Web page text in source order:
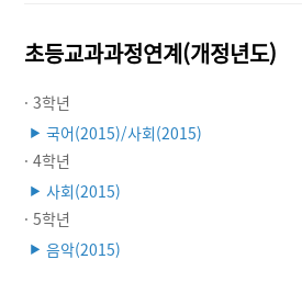
초등교과과정연계(개정년도)
· 3학년
▶ 국어(2015)/사회(2015)
· 4학년
▶ 사회(2015)
· 5학년
▶ 음악(2015)